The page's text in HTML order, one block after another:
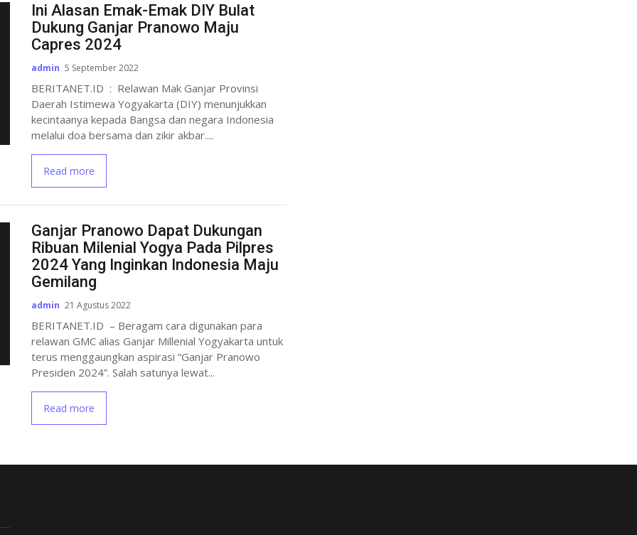
Ini Alasan Emak-Emak DIY Bulat
Dukung Ganjar Pranowo Maju
Capres 2024
admin 5 September 2022
BERITANET.ID : Relawan Mak Ganjar Provinsi
Daerah Istimewa Yogyakarta (DIY) menunjukkan
kecintaanya kepada Bangsa dan negara Indonesia
melalui doa bersama dan zikir akbar....
Read more
Ganjar Pranowo Dapat Dukungan
Ribuan Milenial Yogya Pada Pilpres
2024 Yang Inginkan Indonesia Maju
Gemilang
admin 21 Agustus 2022
BERITANET.ID – Beragam cara digunakan para
relawan GMC alias Ganjar Millenial Yogyakarta untuk
terus menggaungkan aspirasi “Ganjar Pranowo
Presiden 2024”. Salah satunya lewat...
Read more